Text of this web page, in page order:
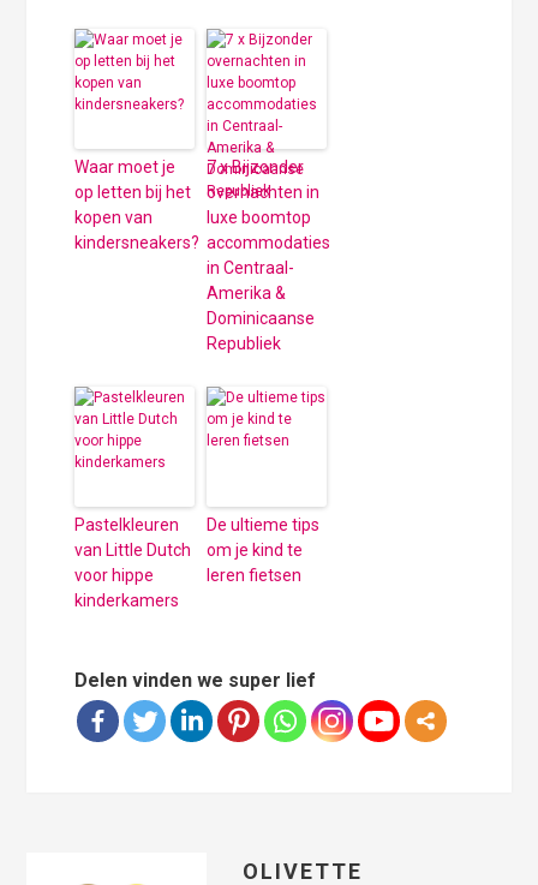
Waar moet je
op letten bij het
kopen van
kindersneakers?
7 x Bijzonder
overnachten in
luxe boomtop
accommodaties
in Centraal-
Amerika &
Dominicaanse
Republiek
Pastelkleuren
van Little Dutch
voor hippe
kinderkamers
De ultieme tips
om je kind te
leren fietsen
Delen vinden we super lief
OLIVETTE